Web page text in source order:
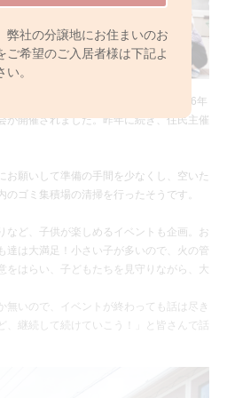
弊社の分譲地にお住まいのお
ご希望のご入居者様は下記よ
。
ャルアリーナせんげん台（全15邸/2016年
が開催されました。昨年に続き、住民主催
お願いして準備の手間を少なくし、空いた
ゴミ集積場の清掃を行ったそうです。
など、子供が楽しめるイベントも企画。お
達は大満足！小さい子が多いので、火の管
をはらい、子どもたちを見守りながら、大
無いので、イベントが終わっても話は尽き
、継続して続けていこう！」と皆さんで話